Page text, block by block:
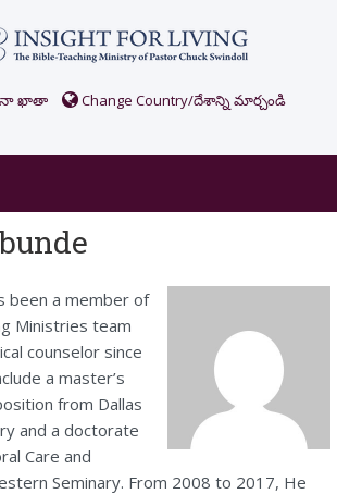
నా ఖాతా Change Country/దేశాన్ని మార్చండి
been a member of
Ministries team
counselor since
a master’s
from Dallas
and a doctorate
Care and
Seminary. From 2008 to 2017, He